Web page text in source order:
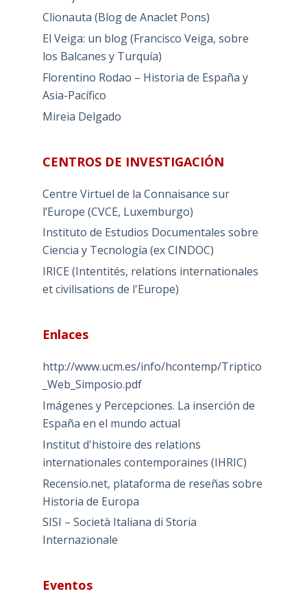
Clionauta (Blog de Anaclet Pons)
El Veiga: un blog (Francisco Veiga, sobre
los Balcanes y Turquía)
Florentino Rodao – Historia de España y
Asia-Pacífico
Mireia Delgado
CENTROS DE INVESTIGACIÓN
Centre Virtuel de la Connaisance sur
l’Europe (CVCE, Luxemburgo)
Instituto de Estudios Documentales sobre
Ciencia y Tecnología (ex CINDOC)
IRICE (Intentités, relations internationales
et civilisations de l'Europe)
Enlaces
http://www.ucm.es/info/hcontemp/Triptico
_Web_Simposio.pdf
Imágenes y Percepciones. La inserción de
España en el mundo actual
Institut d'histoire des relations
internationales contemporaines (IHRIC)
Recensio.net, plataforma de reseñas sobre
Historia de Europa
SISI – Società Italiana di Storia
Internazionale
Eventos